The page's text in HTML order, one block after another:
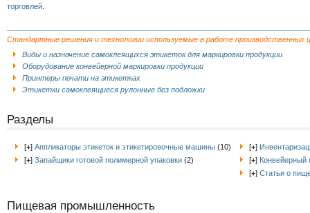
торговлей.
Стандартные решения и технологии используемые в работе
Виды и назначение самоклеящихся этикеток для маркировки продукции
Оборудование конвейерной маркировки продукции
Принтеры печати на этикетках
Этикетки самоклеящиеся рулонные без подложки
Разделы
[+] Аппликаторы этикеток и этикетировочные машины (10)
[+] Запайщики готовой полимерной упаковки (2)
[+]
[+] Конвейерный
[+] Статьи о
Пищевая промышленность